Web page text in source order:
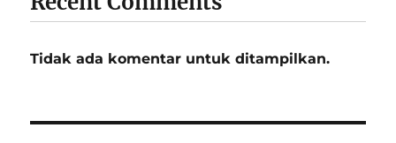
Tidak ada komentar untuk ditampilkan.